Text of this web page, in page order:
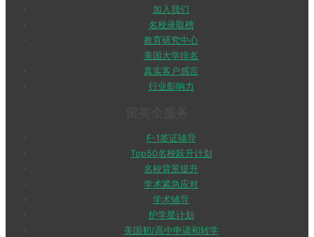
加入我们
名校录取榜
教育研究中心
美国大学排名
真实客户感言
行业影响力
F-1签证辅导
Top50名校跃升计划
名校背景提升
学术紧急应对
学术辅导
护学星计划
美国初/高中申请和转学